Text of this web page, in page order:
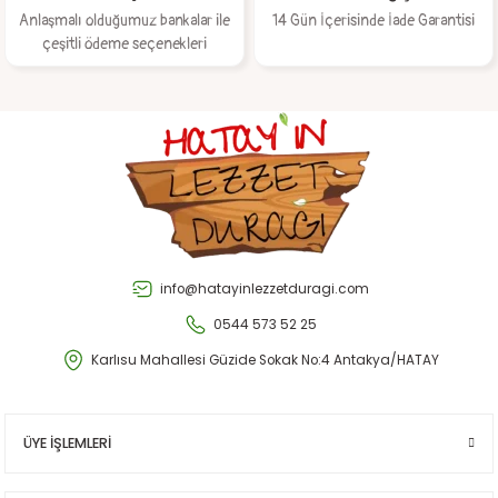
Gönder
Anlaşmalı olduğumuz bankalar ile
çeşitli ödeme seçenekleri
14 Gün İçerisinde İade Garantisi
info@hatayinlezzetduragi.com
0544 573 52 25
Karlısu Mahallesi Güzide Sokak No:4 Antakya/HATAY
ÜYE İŞLEMLERİ